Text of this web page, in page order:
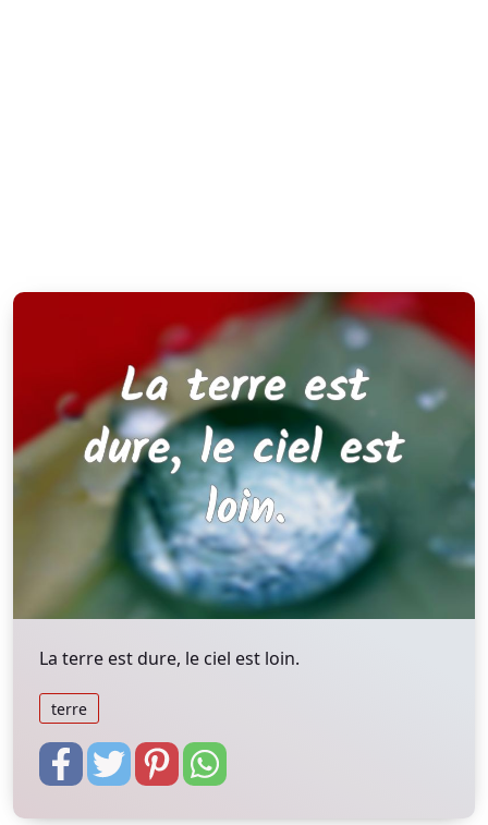
La terre est dure, le ciel est loin.
terre